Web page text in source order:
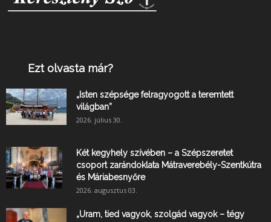
Ezt olvasta már?
„Isten szépsége felragyogott a teremtett
világban”
2026. július 30.
Két kegyhely szívében – a Szépszeretet
csoport zarándoklata Mátraverebély-Szentkútra
és Máriabesnyőre
2026. augusztus 03.
„Uram, tied vagyok, szolgád vagyok – tégy